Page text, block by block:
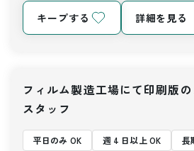
キープする 詳細を見る
フィルム製造工場にて印刷版
スタッフ
平日のみ OK 週 4 日以上 OK 長